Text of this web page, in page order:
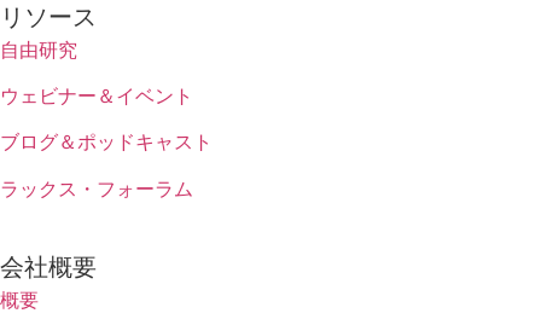
リソース
自由研究
ウェビナー＆イベント
ブログ＆ポッドキャスト
ラックス・フォーラム
会社概要
概要